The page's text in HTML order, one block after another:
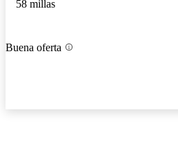
58 millas
Buena oferta